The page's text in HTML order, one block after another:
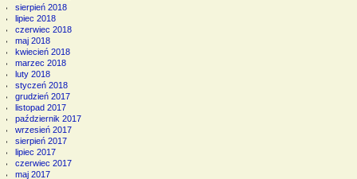
sierpień 2018
lipiec 2018
czerwiec 2018
maj 2018
kwiecień 2018
marzec 2018
luty 2018
styczeń 2018
grudzień 2017
listopad 2017
październik 2017
wrzesień 2017
sierpień 2017
lipiec 2017
czerwiec 2017
maj 2017